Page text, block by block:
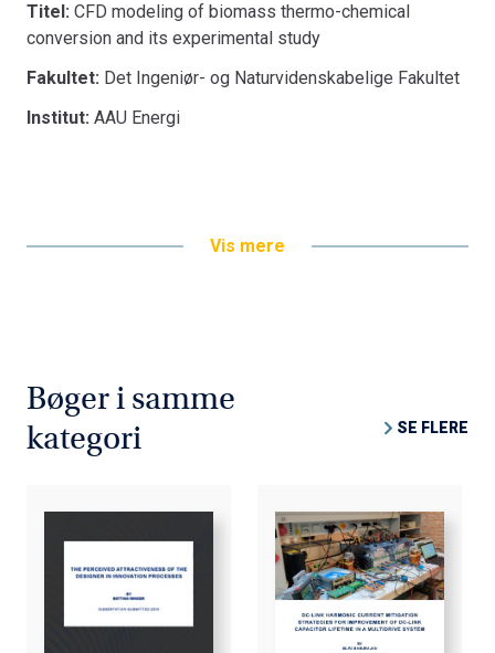
Titel: CFD modeling of biomass thermo-chemical
conversion and its experimental study
Fakultet: Det Ingeniør- og Naturvidenskabelige Fakultet
Institut: AAU Energi
Vis mere
Bøger i samme
kategori
SE FLERE